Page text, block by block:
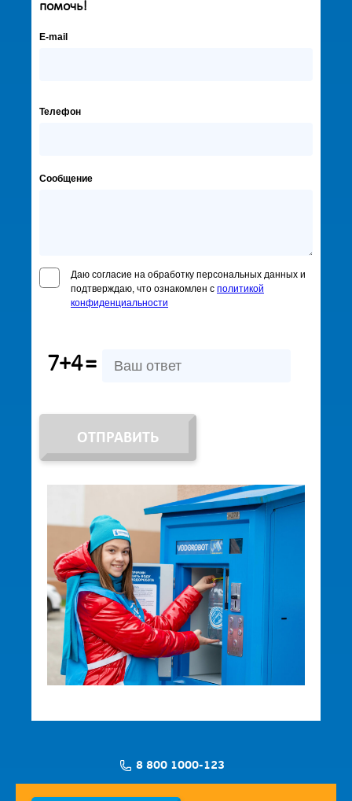
помочь!
E-mail
Телефон
Сообщение
Даю согласие на обработку персональных данных и
подтверждаю, что ознакомлен с политикой
конфиденциальности
7+4=
ОТПРАВИТЬ
8 800 1000-123